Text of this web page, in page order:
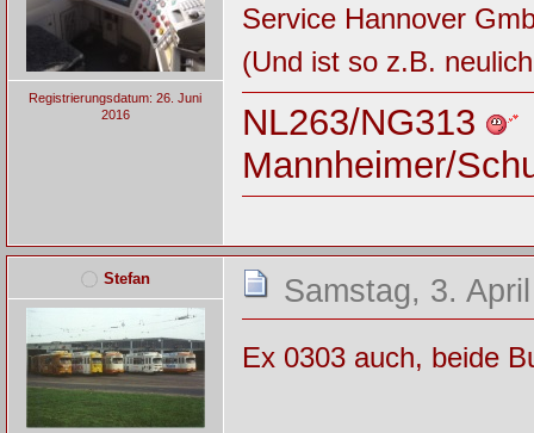
Registrierungsdatum: 26. Juni
2016
Service Hannover
(Und ist so z.B.
NL263/NG313
Mannheimer/
Stefan Samstag, 3.
Ex 0303 auch, beide